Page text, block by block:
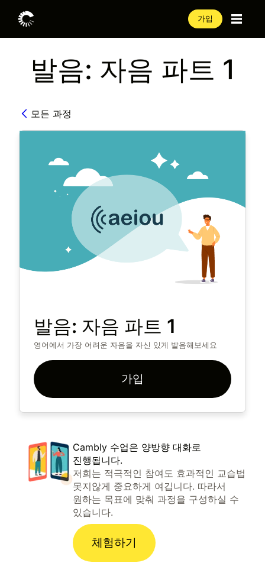
가입
발음: 자음 파트 1
모든 과정
발음: 자음 파트 1
영어에서 가장 어려운 자음을 자신 있게 발음해보세요
가입
Cambly 수업은 양방향 대화로
진행됩니다.
저희는 적극적인 참여도 효과적인 교습법
못지않게 중요하게 여깁니다. 따라서
원하는 목표에 맞춰 과정을 구성하실 수
있습니다.
체험하기